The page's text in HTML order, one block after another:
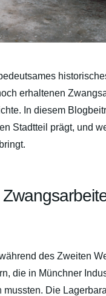
erhaltenen
In diesem
Stadtteil prägt, und
des Zweiten
die in Münchner
Die